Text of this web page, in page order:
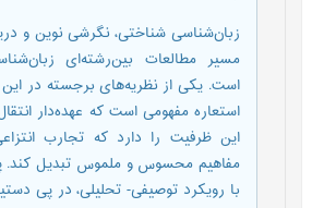
زبان‌شناسی شناختی، نگرشی نوین و
مسیر مطالعات بین‌رشته‌ای
است. یکی از نظریه‌های برجسته در این
استعاره مفهومی است که عهده‌دار
این ظرفیت را دارد که تجارب
مفاهیم محسوس و ملموس تبدیل کند.
با رویکرد توصیفی- تحلیلی، در پی